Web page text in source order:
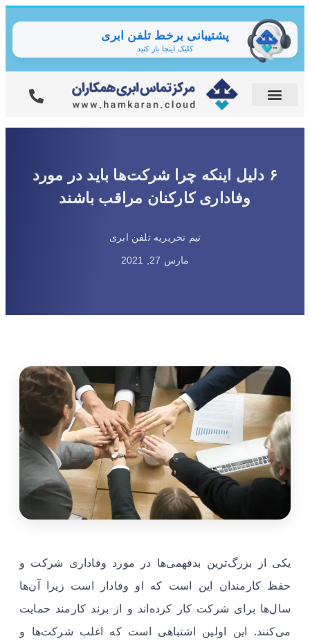
پشتیبانی برخط تلفن ابری
کلیک اینجا باز کنید
۶ دلیل اینکه چرا شرکت‌ها باید در مورد
وفاداری کارکنان مراقب باشند
تیم تحریریه تلفن ابری
مارس 27, 2021
یکی از بزرگ‌ترین بدفهمی‌ها در مورد وفاداری شرکت و
حفظ کارمندان این است که او وفادار است زیرا آن‌ها
سال‌ها برای شرکت کار کرده‌اند و از برند کارمند حمایت
می‌کنند. این اولین اشتباهی است که اغلب شرکت‌ها و